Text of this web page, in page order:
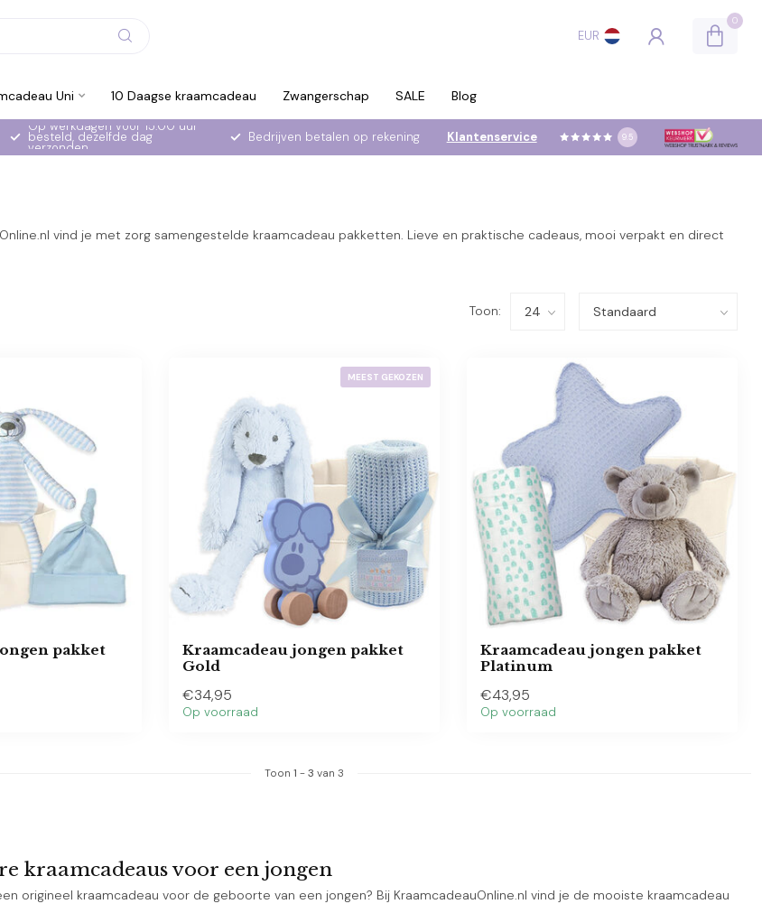
EUR
0
Uni 10 Daagse kraamcadeau Zwangerschap SALE Blog
Op werkdagen voor 15:00 uur
besteld, dezelfde dag
verzonden
Bedrijven betalen op rekening Klantenservice 9.5
vind je met zorg samengestelde kraamcadeau pakketten. Lieve en praktische cadeaus, mooi verpakt en direct
Toon:
pakket
MEEST GEKOZEN
Kraamcadeau jongen pakket
Gold
€34,95
Op voorraad
Kraamcadeau jongen pakket
Platinum
€43,95
Op voorraad
Toon 1 -3 van 3
kraamcadeaus voor een jongen
origineel kraamcadeau voor de geboorte van een jongen? Bij KraamcadeauOnline.nl vind je de mooiste kraamcadeau